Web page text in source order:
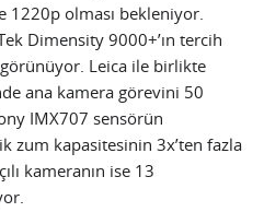
1220p olması bekleniyor.
Dimensity 9000+’ın tercih
Leica ile birlikte
ana kamera görevini 50
IMX707 sensörün
zum kapasitesinin 3x’ten fazla
kameranın ise 13